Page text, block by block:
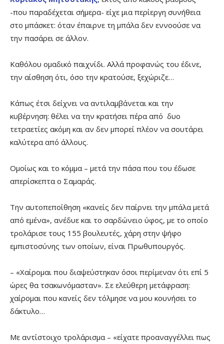
-που παραδέχεται σήμερα- είχε μια περίεργη συνήθεια
στο μπάσκετ: όταν έπαιρνε τη μπάλα δεν εννοούσε να
την πασάρει σε άλλον.
Καθόλου ομαδικό παιχνίδι. Αλλά προφανώς του έδινε,
την αίσθηση ότι, όσο την κρατούσε, ξεχώριζε…
Κάπως έτσι δείχνει να αντιλαμβάνεται και την
κυβέρνηση: θέλει να την κρατήσει πέρα από δυο
τετραετίες ακόμη και αν δεν μπορεί πλέον να σουτάρει
καλύτερα από άλλους.
Ομοίως και το κόμμα – μετά την πάσα που του έδωσε
απερίσκεπτα ο Σαμαράς.
Την αυτοπεποίθηση «κανείς δεν παίρνει την μπάλα μετά
από εμένα», ανέδυε και το σαρδώνειο ύφος, με το οποίο
τρολάρισε τους 155 βουλευτές, χάρη στην ψήφο
εμπιστοσύνης των οποίων, είναι Πρωθυπουργός.
– «Χαίρομαι που διαψεύστηκαν όσοι περίμεναν ότι επί 5
ώρες θα τσακωνόμασταν». Σε ελεύθερη μετάφραση:
χαίρομαι που κανείς δεν τόλμησε να μου κουνήσει το
δάκτυλο…
Με αντίστοιχο τρολάρισμα – «είχατε προαναγγέλλει πως